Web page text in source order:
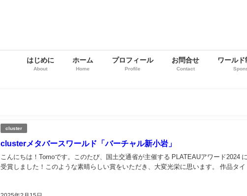
はじめに
About
ホーム
Home
プロフィール
Profile
お問合せ
Contact
ワール
cluster
clusterメタバースワールド「バーチャル新小岩」
こんにちは！Tomoです。このたび、国土交通省が主催する PLATEAUアワード2024
受賞しました！このような素晴らしい賞をいただき、大変光栄に思います。 作品タ